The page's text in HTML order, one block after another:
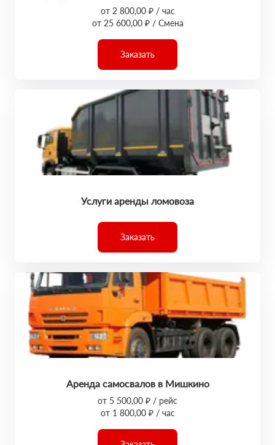
от 2 800,00 ₽ / час
от 25 600,00 ₽ / Смена
Заказать
Услуги аренды ломовоза
Заказать
Аренда самосвалов в Мишкино
от 5 500,00 ₽ / рейс
от 1 800,00 ₽ / час